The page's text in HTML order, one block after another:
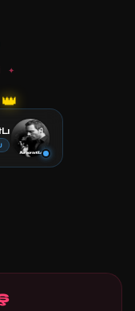
✦
👑